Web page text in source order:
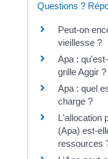
Questions ?
Peut-on
vieillesse ?
Apa :
grille Aggir ?
Apa : quel
charge ?
L'allocation
(Apa) est-
ressources